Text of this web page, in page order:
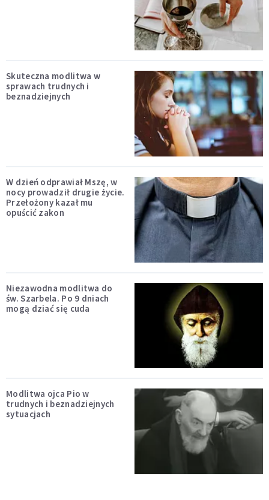
Skuteczna modlitwa w
sprawach trudnych i
beznadziejnych
W dzień odprawiał Mszę, w
nocy prowadził drugie życie.
Przełożony kazał mu
opuścić zakon
Niezawodna modlitwa do
św. Szarbela. Po 9 dniach
mogą dziać się cuda
Modlitwa ojca Pio w
trudnych i beznadziejnych
sytuacjach